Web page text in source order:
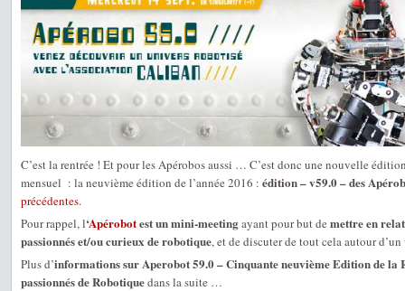
C’est la rentrée ! Et pour les Apérobos aussi … C’est donc une nouvelle
mensuel : la neuvième édition de l’année 2016 : édition – v59.0 – des
précédentes.
Pour rappel, l‘Apérobotest un mini-meetingayant pour but de mettre en
passionnés et/ou curieux de robotique, et de discuter de tout cela autour d’un
Plus d’informations sur Aperobot 59.0 – Cinquante neuvième Edition de la
passionnés de Robotiquedans la suite …